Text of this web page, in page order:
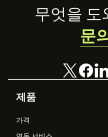
Footer
제품
가격
무엇을
문